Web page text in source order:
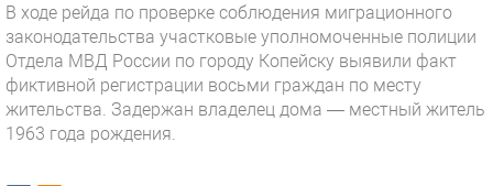
В ходе рейда по проверке соблюдения миграционного
законодательства участковые уполномоченные полиции
Отдела МВД России по городу Копейску выявили факт
фиктивной регистрации восьми граждан по месту
жительства. Задержан владелец дома — местный житель
1963 года рождения.